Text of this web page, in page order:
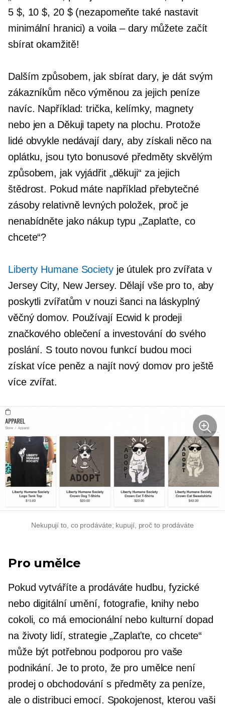
5 $, 10 $, 20 $ (nezapomeňte také nastavit
minimální hranici) a voila – dary můžete začít
sbírat okamžitě!
Dalším způsobem, jak sbírat dary, je dát svým
zákazníkům něco výměnou za jejich peníze
navíc. Například:trička, kelímky, magnety
nebo jen a Děkuji tapety na plochu. Protože
lidé obvykle nedávají dary, aby získali něco na
oplátku, jsou tyto bonusové předměty skvělým
způsobem, jak vyjádřit „děkuji“ za jejich
štědrost. Pokud máte například přebytečné
zásoby relativně levných položek, proč je
nenabídněte jako nákup typu „Zaplaťte, co
chcete“?
Liberty Humane Societyje útulek pro zvířata v
Jersey City, New Jersey. Dělají vše pro to, aby
poskytli zvířatům v nouzi šanci na láskyplný
věčný domov. Používají Ecwid k prodeji
značkového oblečení a investování do svého
poslání. S touto novou funkcí budou moci
získat více peněz a najít nový domov pro ještě
více zvířat.
Nekupují to, co prodáváte; kupují, proč to prodáváte
Pro umělce
Pokud vytváříte a prodáváte hudbu, fyzické
nebo digitální umění, fotografie, knihy nebo
cokoli, co má emocionální nebo kulturní dopad
na životy lidí, strategie „Zaplaťte, co chcete“
může být potřebnou podporou pro vaše
podnikání. Je to proto, že pro umělce není
prodej o obchodování s předměty za peníze,
ale o distribuci emocí. Spokojenost, kterou vaši